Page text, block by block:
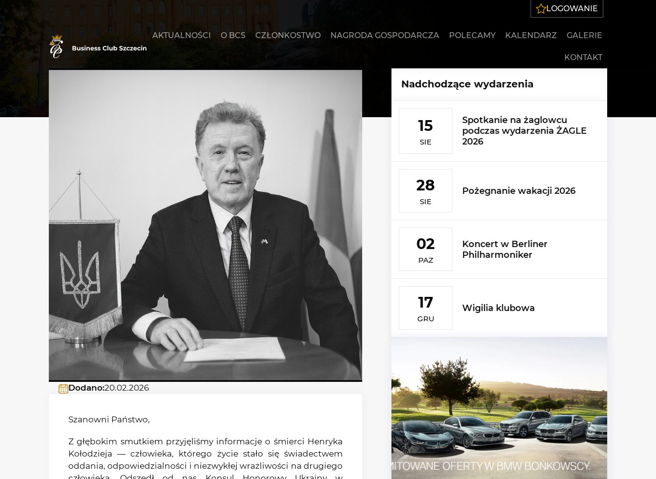
AKTUALNOŚCI O BCS CZŁONKOSTWO NAGRODA GOSPODARCZA POLECAMY KALENDARZ GALERIE
KONTAKT
LOGOWANIE
Dodano:20.02.2026
Szanowni Państwo,
Z głębokim smutkiem przyjęliśmy informacje o śmierci Henryka
Kołodzieja — człowieka, którego życie stało się świadectwem
oddania, odpowiedzialności i niezwykłej wrażliwości na drugiego
Nadchodzące wydarzenia
15
SIE
Spotkanie na żaglowcu
podczas wydarzenia ŻAGLE
2026
28
SIE
Pożegnanie wakacji 2026
02
PAZ
Koncert w Berliner
Philharmoniker
17
GRU
Wigilia klubowa